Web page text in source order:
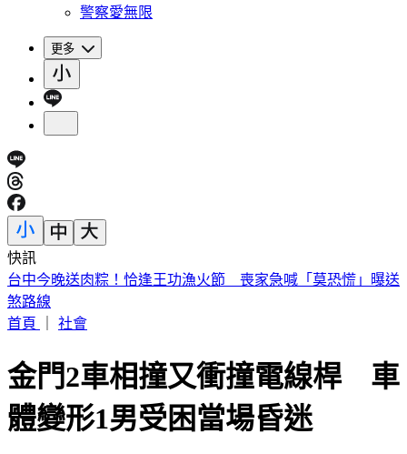
警察愛無限
更多
快訊
獨／酒駕、三寶超車都來！我外交官狂飆156公里 遭日內瓦
警關切
首頁
社會
金門2車相撞又衝撞電線桿 車
體變形1男受困當場昏迷